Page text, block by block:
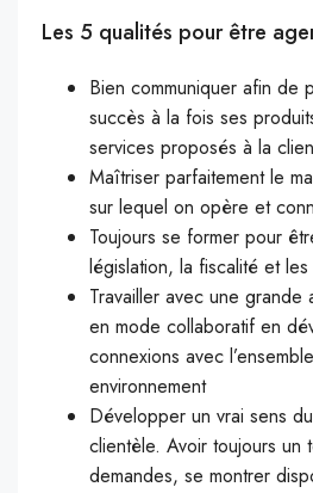
Les 5 qualités pour être
Bien communiquer afin de
succès à la fois ses
services proposés à la
Maîtriser parfaitement le
sur lequel on opère et
Toujours se former pour
législation, la fiscalité et les
Travailler avec une grande
en mode collaboratif en
connexions avec
environnement
Développer un vrai sens
clientèle. Avoir toujours un
demandes, se montrer